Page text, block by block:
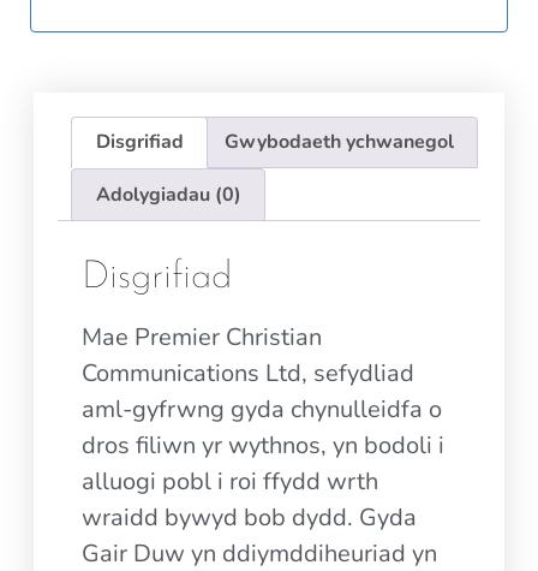
Disgrifiad
Gwybodaeth ychwanegol
Adolygiadau (0)
Disgrifiad
Mae Premier Christian
Communications Ltd, sefydliad
aml-gyfrwng gyda chynulleidfa o
dros filiwn yr wythnos, yn bodoli i
alluogi pobl i roi ffydd wrth
wraidd bywyd bob dydd. Gyda
Gair Duw yn ddiymddiheuriad yn